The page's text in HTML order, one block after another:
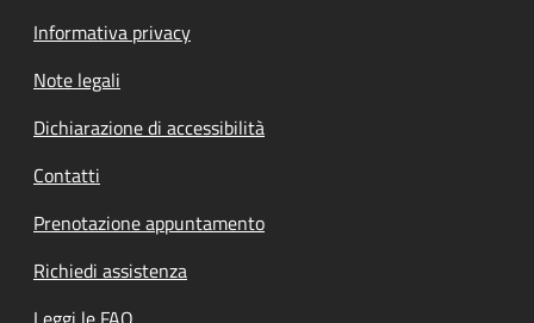
Informativa privacy
Note legali
Dichiarazione di accessibilità
Contatti
Prenotazione appuntamento
Richiedi assistenza